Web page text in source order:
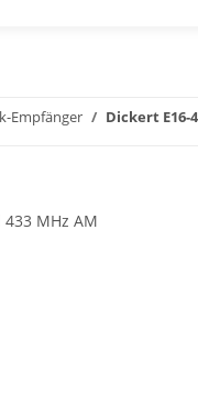
Empfänger Dickert E16-